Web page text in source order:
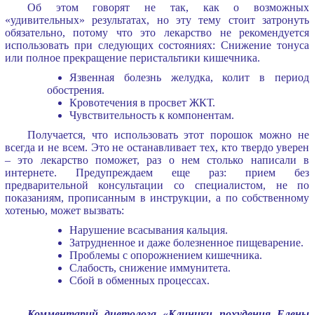
Об этом говорят не так, как о возможных
«удивительных» результатах, но эту тему стоит затронуть
обязательно, потому что это лекарство не рекомендуется
использовать при следующих состояниях: Снижение тонуса
или полное прекращение перистальтики кишечника.
Язвенная болезнь желудка, колит в период
обострения.
Кровотечения в просвет ЖКТ.
Чувствительность к компонентам.
Получается, что использовать этот порошок можно не
всегда и не всем. Это не останавливает тех, кто твердо уверен
– это лекарство поможет, раз о нем столько написали в
интернете. Предупреждаем еще раз: прием без
предварительной консультации со специалистом, не по
показаниям, прописанным в инструкции, а по собственному
хотенью, может вызвать:
Нарушение всасывания кальция.
Затрудненное и даже болезненное пищеварение.
Проблемы с опорожнением кишечника.
Слабость, снижение иммунитета.
Сбой в обменных процессах.